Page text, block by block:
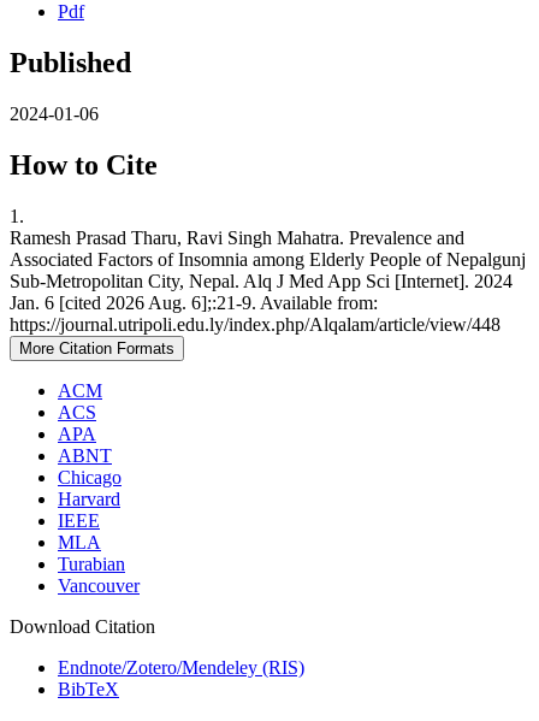
Pdf
Published
2024-01-06
How to Cite
1.
Ramesh Prasad Tharu, Ravi Singh Mahatra. Prevalence and
Associated Factors of Insomnia among Elderly People of Nepalgunj
Sub-Metropolitan City, Nepal. Alq J Med App Sci [Internet]. 2024
Jan. 6 [cited 2026 Aug. 6];:21-9. Available from:
https://journal.utripoli.edu.ly/index.php/Alqalam/article/view/448
More Citation Formats
ACM
ACS
APA
ABNT
Chicago
Harvard
IEEE
MLA
Turabian
Vancouver
Download Citation
Endnote/Zotero/Mendeley (RIS)
BibTeX